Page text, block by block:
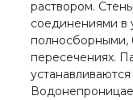
раствором.
соединениями в
полносборными,
пересечениях.
устанавливаются